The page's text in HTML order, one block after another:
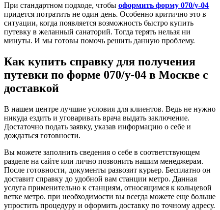
При стандартном подходе, чтобы оформить форму 070/у-04
придется потратить не один день. Особенно критично это в
ситуации, когда появляется возможность быстро купить
путевку в желанный санаторий. Тогда терять нельзя ни
минуты. И мы готовы помочь решить данную проблему.
Как купить справку для получения
путевки по форме 070/у-04 в Москве с
доставкой
В нашем центре лучшие условия для клиентов. Ведь не нужно
никуда ездить и уговаривать врача выдать заключение.
Достаточно подать заявку, указав информацию о себе и
дождаться готовности.
Вы можете заполнить сведения о себе в соответствующем
разделе на сайте или лично позвонить нашим менеджерам.
После готовности, документы развозит курьер. Бесплатно он
доставит справку до удобной вам станции метро. Данная
услуга применительно к станциям, относящимся к кольцевой
ветке метро. при необходимости вы всегда можете еще больше
упростить процедуру и оформить доставку по точному адресу.